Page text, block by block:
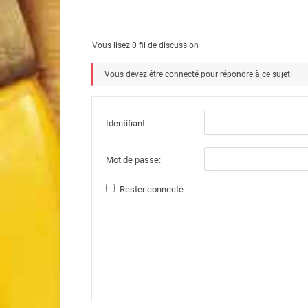
Vous lisez 0 fil de discussion
Vous devez être connecté pour répondre à ce sujet.
Identifiant:
Mot de passe:
Rester connecté